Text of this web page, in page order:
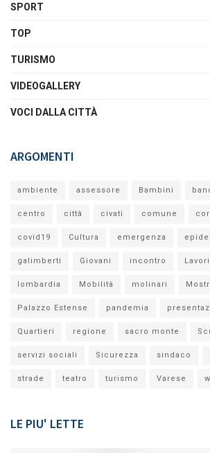
SPORT
TOP
TURISMO
VIDEOGALLERY
VOCI DALLA CITTÀ
ARGOMENTI
ambiente assessore Bambini
centro città civati comune
covid19 Cultura emergenza
galimberti Giovani incontro Lavori
lombardia Mobilità molinari
Palazzo Estense pandemia
Quartieri regione sacro monte
servizi sociali Sicurezza sindaco
strade teatro turismo Varese
LE PIU' LETTE